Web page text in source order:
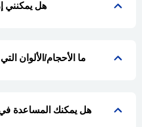
هل يمكنني
ما الأحجام/الألوان
هل يمكنك المساعدة